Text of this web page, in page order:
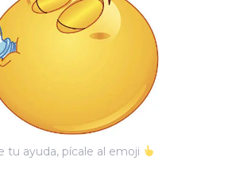
tu ayuda, pícale al emoji